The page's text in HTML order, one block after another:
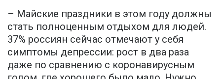
– Майские праздники в этом году должны
стать полноценным отдыхом для людей.
37% россиян сейчас отмечают у себя
симптомы депрессии: рост в два раза
даже по сравнению с коронавирусным